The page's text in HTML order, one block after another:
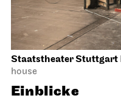
Staatstheater Stuttgart
house
Einblicke